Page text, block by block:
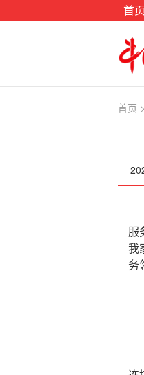
首页
首页 >
服
我
务